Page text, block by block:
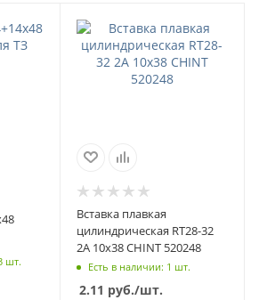
шт.
Вставка плавкая
цилиндрическая RT28-32
2А 10х38 CHINT 520248
Есть в наличии: 1 шт.
2.11 руб./шт.